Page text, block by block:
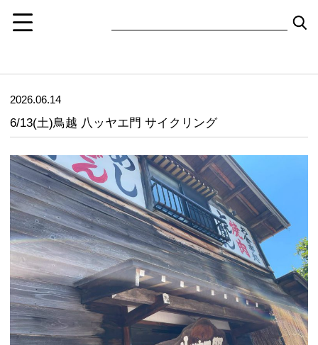
2026.06.14
6/13(土)鳥越 八ッヤエ門 サイクリング